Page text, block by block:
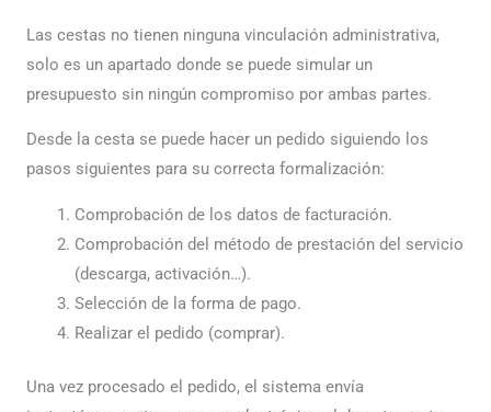
Las cestas no tienen ninguna vinculación administrativa,
solo es un apartado donde se puede simular un
presupuesto sin ningún compromiso por ambas partes.
Desde la cesta se puede hacer un pedido siguiendo los
pasos siguientes para su correcta formalización:
Comprobación de los datos de facturación.
Comprobación del método de prestación del servicio
(descarga, activación…).
Selección de la forma de pago.
Realizar el pedido (comprar).
Una vez procesado el pedido, el sistema envía